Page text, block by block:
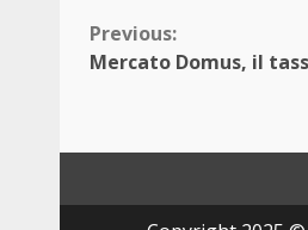
Continue
Previous:
Mercato Domus, il